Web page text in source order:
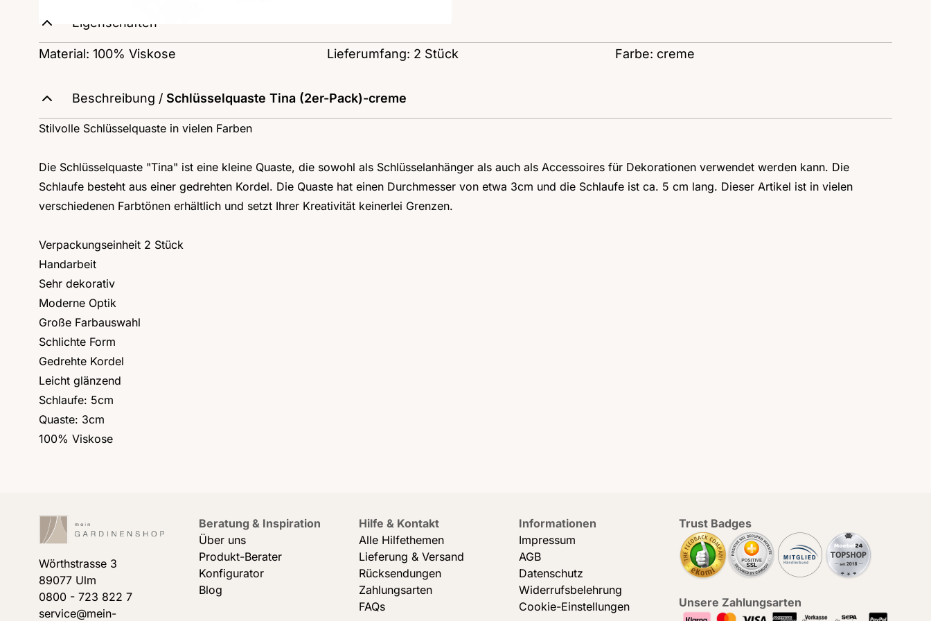
Eigenschaften
Material: 100% Viskose Lieferumfang: 2 Stück Farbe: creme
Beschreibung / Schlüsselquaste Tina (2er-Pack)-creme
Stilvolle Schlüsselquaste in vielen Farben
Die Schlüsselquaste "Tina" ist eine kleine Quaste, die sowohl als Schlüsselanhänger als auch als Accessoires für Dekorationen verwendet werden kann. Die
Schlaufe besteht aus einer gedrehten Kordel. Die Quaste hat einen Durchmesser von etwa 3cm und die Schlaufe ist ca. 5 cm lang. Dieser Artikel ist in vielen
verschiedenen Farbtönen erhältlich und setzt Ihrer Kreativität keinerlei Grenzen.
Verpackungseinheit 2 Stück
Handarbeit
Sehr dekorativ
Moderne Optik
Große Farbauswahl
Schlichte Form
Gedrehte Kordel
Leicht glänzend
Schlaufe: 5cm
Quaste: 3cm
100% Viskose
Wörthstrasse 3
89077 Ulm
0800 - 723 822 7
service@mein-
Beratung & Inspiration
Über uns
Produkt-Berater
Konfigurator
Blog
Hilfe & Kontakt
Alle Hilfethemen
Lieferung & Versand
Rücksendungen
Zahlungsarten
FAQs
Informationen
Impressum
AGB
Datenschutz
Widerrufsbelehrung
Cookie-Einstellungen
Trust Badges
Unsere Zahlungsarten